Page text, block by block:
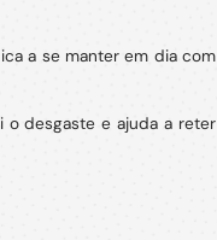
a se manter em dia com
o desgaste e ajuda a reter